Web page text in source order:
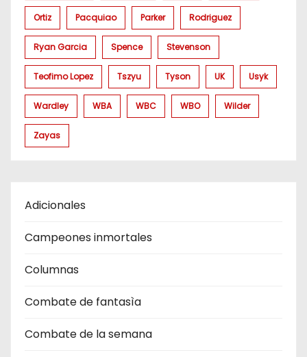
Ortiz Pacquiao Parker Rodriguez
Ryan Garcia Spence Stevenson
Teofimo Lopez Tszyu Tyson UK Usyk
Wardley WBA WBC WBO Wilder
Zayas
Adicionales
Campeones inmortales
Columnas
Combate de fantasìa
Combate de la semana